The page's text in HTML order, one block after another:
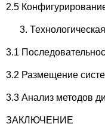
2.5
3.1
3.2 Размещение
3.3 Анализ методов
ЗАКЛЮЧЕНИЕ